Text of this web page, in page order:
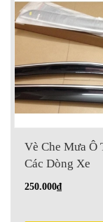
Vè Che Mưa Ô
Các Dòng Xe
250.000₫